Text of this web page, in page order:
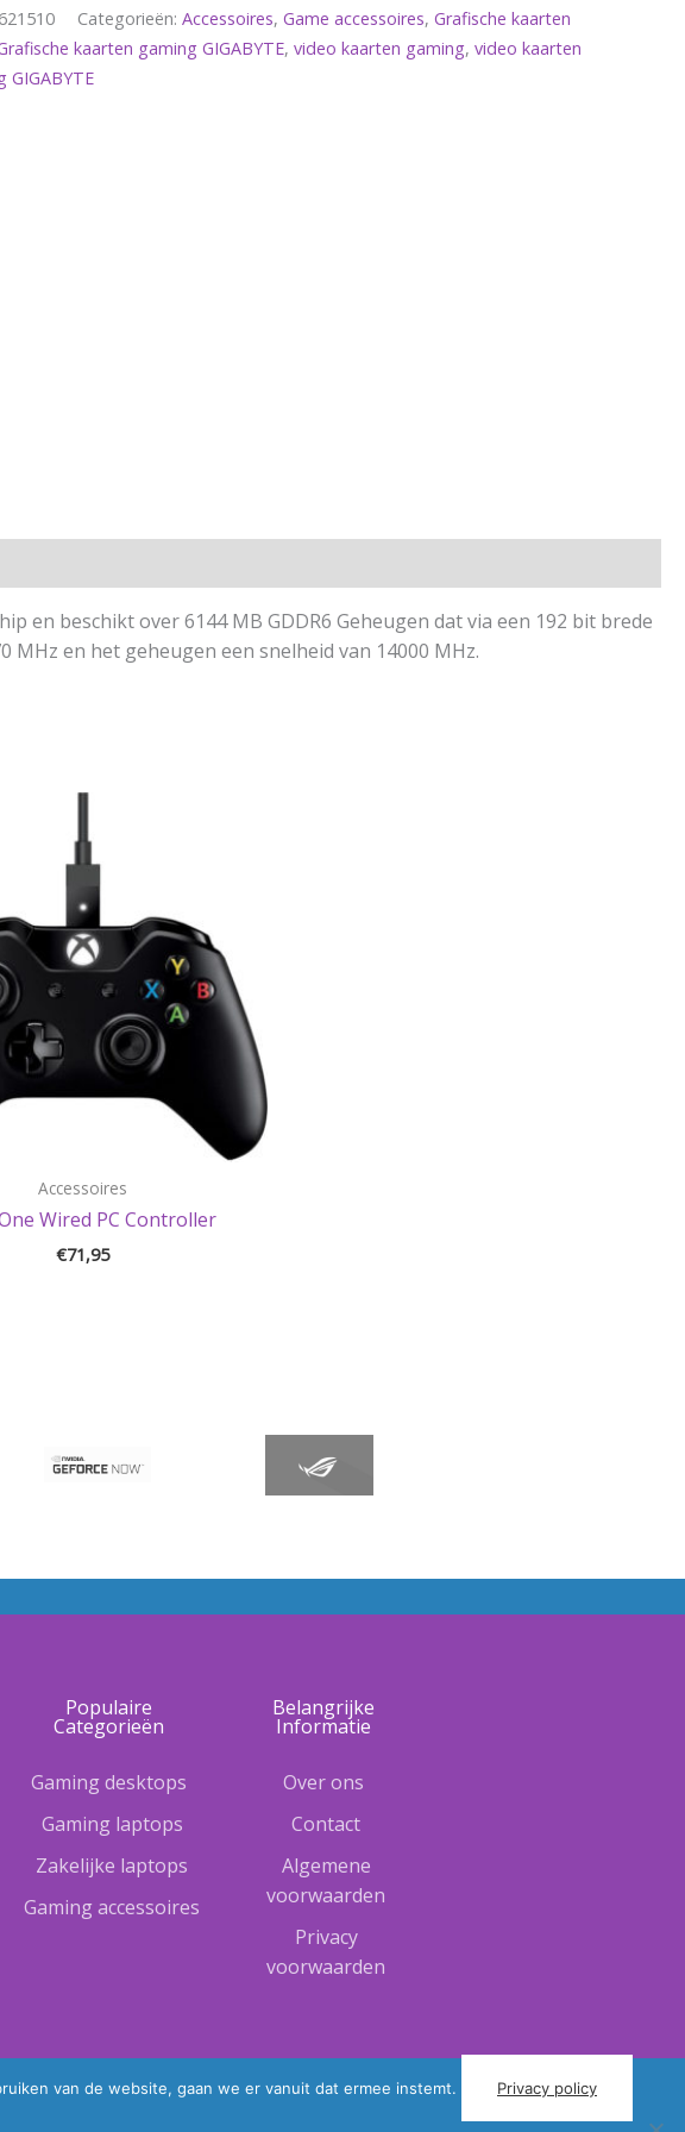
Categorieën:Accessoires,Game accessoires,Grafische kaarten
kaarten gaming GIGABYTE,video kaarten gaming,video kaarten
GIGABYTE
en beschikt over 6144 MB GDDR6 Geheugen dat via een 192 bit brede
en het geheugen een snelheid van 14000 MHz.
Accessoires
Wired PC Controller
€71,95
Populaire
Categorieën
Gaming desktops
Gaming laptops
Zakelijke laptops
Gaming accessoires
Belangrijke
Informatie
Over ons
Contact
Algemene
voorwaarden
Privacy
voorwaarden
van de website, gaan we er vanuit dat ermee instemt. Privacy policy